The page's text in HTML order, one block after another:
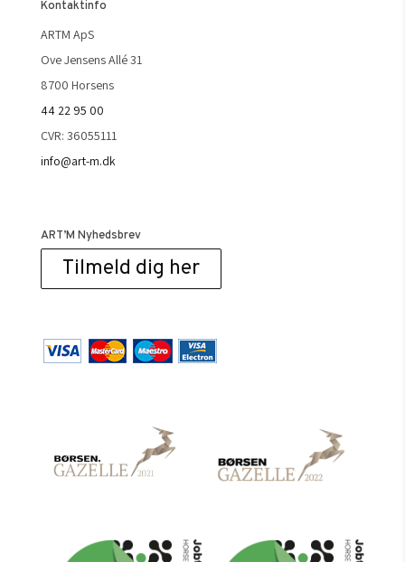
Kontaktinfo
ARTM ApS
Ove Jensens Allé 31
8700 Horsens
44 22 95 00
CVR: 36055111
info@art-m.dk
ART’M Nyhedsbrev
Tilmeld dig her